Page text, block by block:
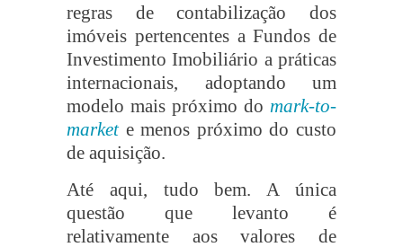
regras de contabilização dos
imóveis pertencentes a Fundos de
Investimento Imobiliário a práticas
internacionais, adoptando um
modelo mais próximo do mark-to-
markete menos próximo do custo
de aquisição.
Até aqui, tudo bem. A única
questão que levanto é
relativamente aos valores de